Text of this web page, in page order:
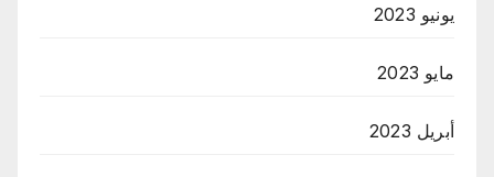
يونيو 2023
مايو 2023
أبريل 2023